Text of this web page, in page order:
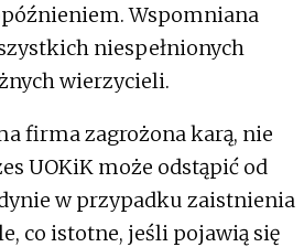
Wspomniana
niespełnionych
wierzycieli.
firma zagrożona karą, nie
UOKiK może odstąpić od
w przypadku zaistnienia
co istotne, jeśli pojawią się